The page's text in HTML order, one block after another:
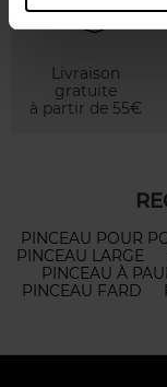
Livraison
gratuite
à partir de 55€
PINCEAU POUR
PINCEAU LARGE
PINCEAU À
PINCEAU FARD